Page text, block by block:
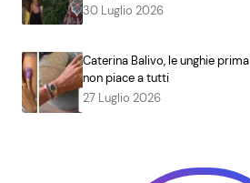
30 Luglio 2026
Caterina Balivo, le unghie
non piace a tutti
27 Luglio 2026